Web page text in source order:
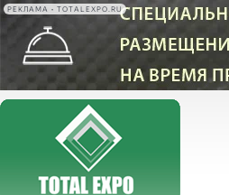
РЕКЛАМА • TOTALEXPO.RU